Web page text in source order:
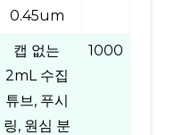
0.45um
캡 없는
2mL 수집
튜브, 푸시
링, 원심 분
1000